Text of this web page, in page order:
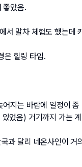
좋았음.
서 말차 체험도 했는데
은 힐링 타임.
지는 바람에 일정이
었음) 거기까지 가는
과 달리 네온사인이 거